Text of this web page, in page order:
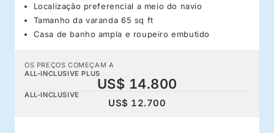
Localização preferencial a meio do navio
Tamanho da varanda 65 sq ft
Casa de banho ampla e roupeiro embutido
OS PREÇOS COMEÇAM A
ALL-INCLUSIVE PLUS
US$ 14.800
ALL-INCLUSIVE
US$ 12.700